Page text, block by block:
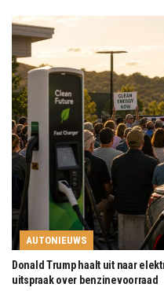
AUTONIEUWS
Donald Trump haalt uit naar
uitspraak over benzinevoorraad